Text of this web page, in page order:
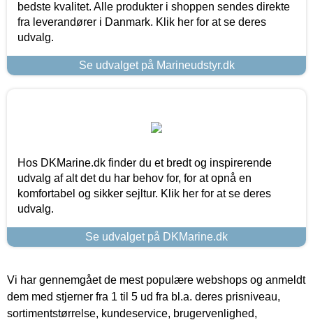
bedste kvalitet. Alle produkter i shoppen sendes direkte
fra leverandører i Danmark. Klik her for at se deres
udvalg.
Se udvalget på Marineudstyr.dk
Hos DKMarine.dk finder du et bredt og inspirerende
udvalg af alt det du har behov for, for at opnå en
komfortabel og sikker sejltur. Klik her for at se deres
udvalg.
Se udvalget på DKMarine.dk
Vi har gennemgået de mest populære webshops og anmeldt
dem med stjerner fra 1 til 5 ud fra bl.a. deres prisniveau,
sortimentstørrelse, kundeservice, brugervenlighed,